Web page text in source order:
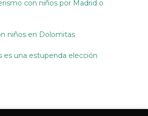
con niños por Madrid o
niños en Dolomitas
es una estupenda elección